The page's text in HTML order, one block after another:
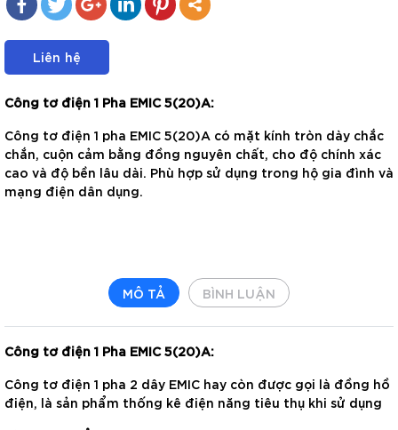
Liên hệ
Công tơ điện 1 Pha EMIC 5(20)A:
Công tơ điện 1 pha EMIC 5(20)A có mặt kính tròn dày chắc
chắn, cuộn cảm bằng đồng nguyên chất, cho độ chính xác
cao và độ bền lâu dài. Phù hợp sử dụng trong hộ gia đình và
mạng điện dân dụng.
MÔ TẢ BÌNH LUẬN
Công tơ điện 1 Pha EMIC 5(20)A:
Công tơ điện 1 pha 2 dây EMIC hay còn được gọi là đồng hồ
điện, là sản phẩm thống kê điện năng tiêu thụ khi sử dụng